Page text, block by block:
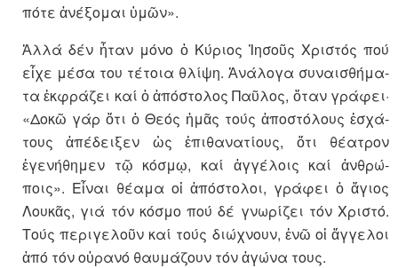
πότε ἀνέ­ξομαι ὑμῶν».
Ἀλλά δέν ἦταν μόνο ὁ Κύριος Ἰη­σοῦς Χριστός πού
εἶχε μέσα του τέ­τοια θλίψη. Ἀνάλογα συναισθή­μα­
τα ἐκφράζει καί ὁ ἀπόστολος Παῦ­λος, ὅταν γράφει·
«Δοκῶ γάρ ὅτι ὁ Θεός ἡμᾶς τούς ἀποστόλους ἐσχά­
τους ἀπέδειξεν ὡς ἐπιθανα­τίους, ὅτι θέατρον
ἐγενήθημεν τῷ κό­σμῳ, καί ἀγγέλοις καί ἀνθρώ­
ποις». Εἶναι θέαμα οἱ ἀπόστολοι, γράφει ὁ ἅγιος
Λουκᾶς, γιά τόν κό­σμο πού δέ γνω­­ρίζει τόν Χριστό.
Τούς περιγε­λοῦν καί τούς διώ­χνουν, ἐνῶ οἱ ἄγ­γελοι
ἀπό τόν οὐ­ρανό θαυμά­ζουν τόν ἀγώνα τους.